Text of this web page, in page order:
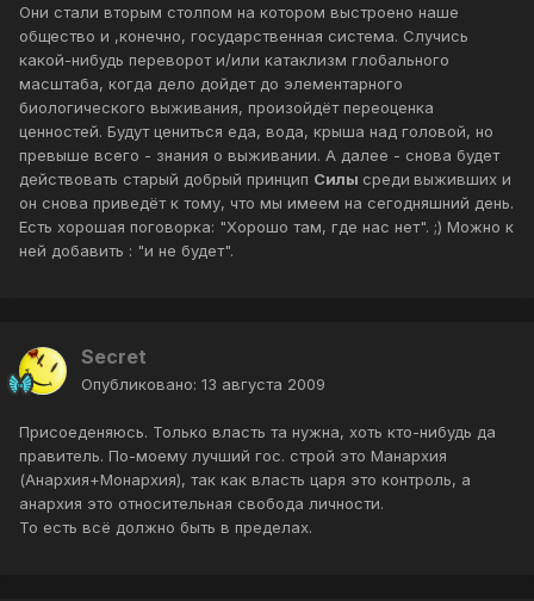
Они стали вторым столпом на котором выстроено наше
общество и ,конечно, государственная система. Случись
какой-нибудь переворот и/или катаклизм глобального
масштаба, когда дело дойдет до элементарного
биологического выживания, произойдёт переоценка
ценностей. Будут цениться еда, вода, крыша над головой, но
превыше всего - знания о выживании. А далее - снова будет
действовать старый добрый принцип Силы среди выживших и
он снова приведёт к тому, что мы имеем на сегодняшний день.
Есть хорошая поговорка: "Хорошо там, где нас нет". ;) Можно к
ней добавить : "и не будет".
Secret
Опубликовано: 13 августа 2009
Присоеденяюсь. Только власть та нужна, хоть кто-нибудь да
правитель. По-моему лучший гос. строй это Манархия
(Анархия+Монархия), так как власть царя это контроль, а
анархия это относительная свобода личности.
То есть всё должно быть в пределах.